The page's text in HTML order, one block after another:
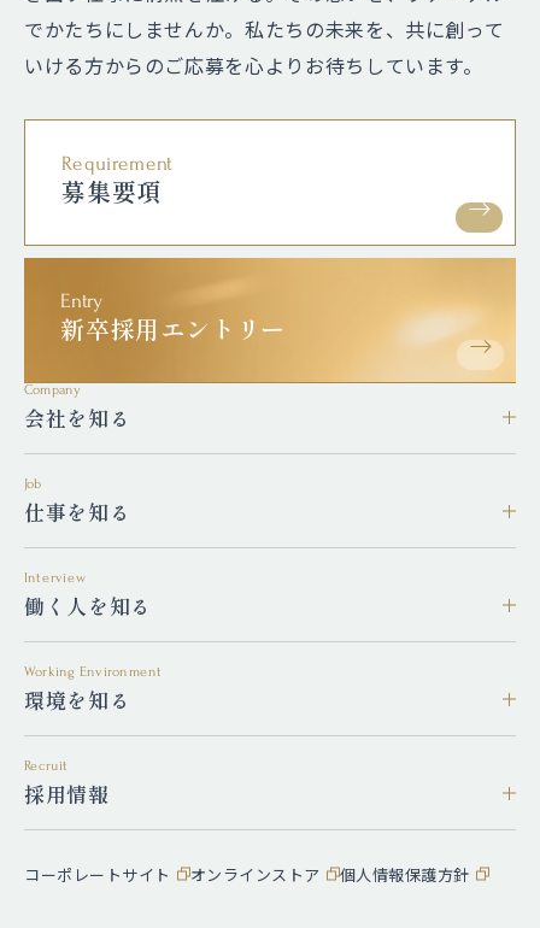
でかたちにしませんか。私たちの未来を、共に創って
いける方からのご応募を心よりお待ちしています。
Requirement
募集要項
Entry
新卒採用エントリー
Company
会社を知る
Job
仕事を知る
Interview
働く人を知る
Working Environment
環境を知る
Recruit
採用情報
コーポレートサイト オンラインストア 個人情報保護方針